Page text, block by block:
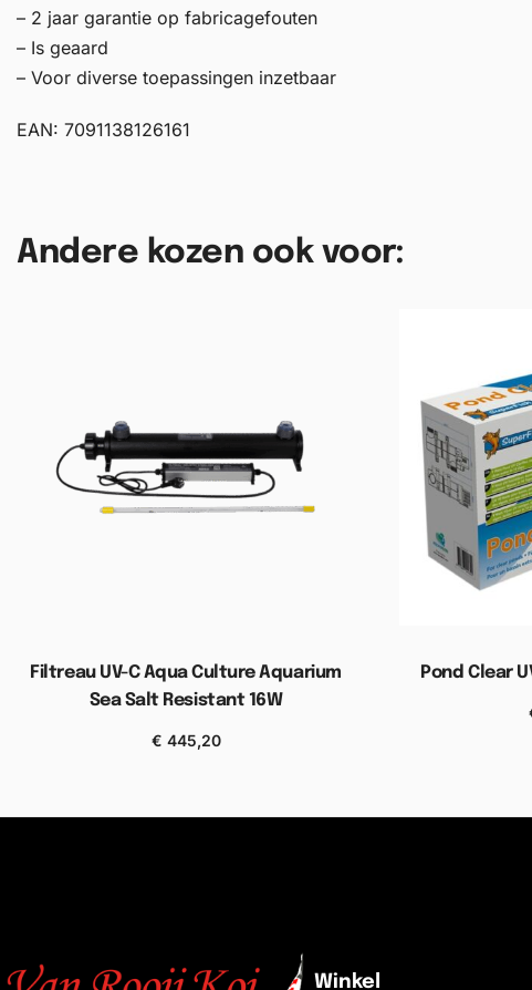
– 2 jaar garantie op fabricagefouten
– Is geaard
– Voor diverse toepassingen inzetbaar
EAN: 7091138126161
Andere kozen ook voor:
Filtreau UV-C Aqua Culture Aquarium
Sea Salt Resistant 16W
€ 445,20
Pond Clear
Winkel